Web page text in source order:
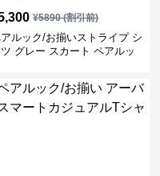
¥5890(割引前)
ルック/お揃いストライプ シ
ツ グレー スカート ペアルッ